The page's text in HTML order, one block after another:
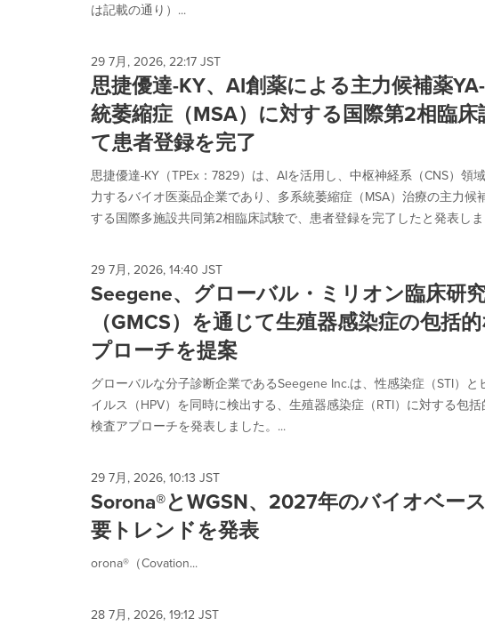
は記載の通り）...
29 7月, 2026, 22:17 JST
思捷優達-KY、AI創薬による主力候補薬
統萎縮症（MSA）に対する国際第2相臨
て患者登録を完了
思捷優達-KY（TPEx：7829）は、AIを活用し、中枢神経系（CNS）領
力するバイオ医薬品企業であり、多系統萎縮症（MSA）治療の主力候
する国際多施設共同第2相臨床試験で、患者登録を完了したと発表し
29 7月, 2026, 14:40 JST
Seegene、グローバル・ミリオン臨床研
（GMCS）を通じて生殖器感染症の包括
プローチを提案
グローバルな分子診断企業であるSeegene Inc.は、性感染症（STI）と
イルス（HPV）を同時に検出する、生殖器感染症（RTI）に対する包括
検査アプローチを発表しました。...
29 7月, 2026, 10:13 JST
Sorona®とWGSN、2027年のバイオベー
要トレンドを発表
orona®（Covation...
28 7月, 2026, 19:12 JST